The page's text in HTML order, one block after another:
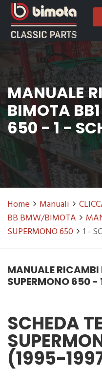
MANUALE
BIMOTA
650 - 1 -
Home Manuali
BB BMW/BIMOTA
SUPERMONO 650
1 -
MANUALE RICAMBI
SUPERMONO 650 -
SCHEDA
(1995-